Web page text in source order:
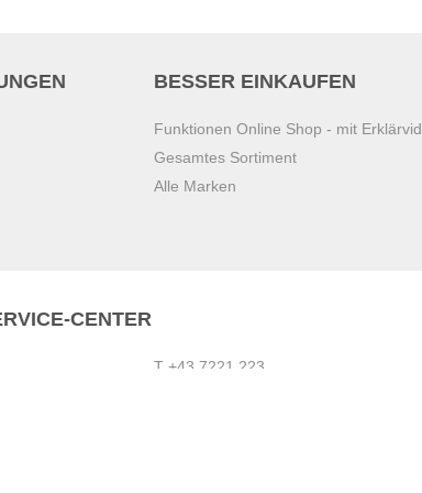
BESSER EINKAUFEN
Funktionen Online Shop - mit
Gesamtes Sortiment
Alle Marken
CENTER
T +43 7221 223